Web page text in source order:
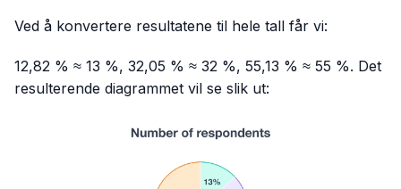
Ved å konvertere resultatene til hele tall får vi:
12,82 % ≈ 13 %, 32,05 % ≈ 32 %, 55,13 % ≈ 55 %. Det
resulterende diagrammet vil se slik ut: